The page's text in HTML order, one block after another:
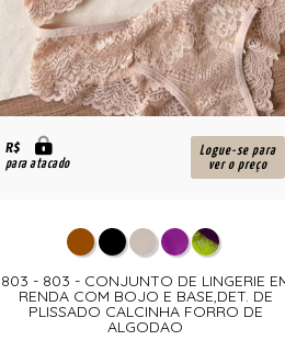
R$
para atacado
Logue-se para
ver o preço
803 - 803 - CONJUNTO DE LINGERIE
RENDA COM BOJO E BASE,DET. DE
PLISSADO CALCINHA FORRO DE
ALGODAO